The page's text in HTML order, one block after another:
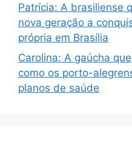
Patrícia: A brasiliense
nova geração a
própria em Brasília
Carolina: A gaúcha
como os porto-
planos de saúde